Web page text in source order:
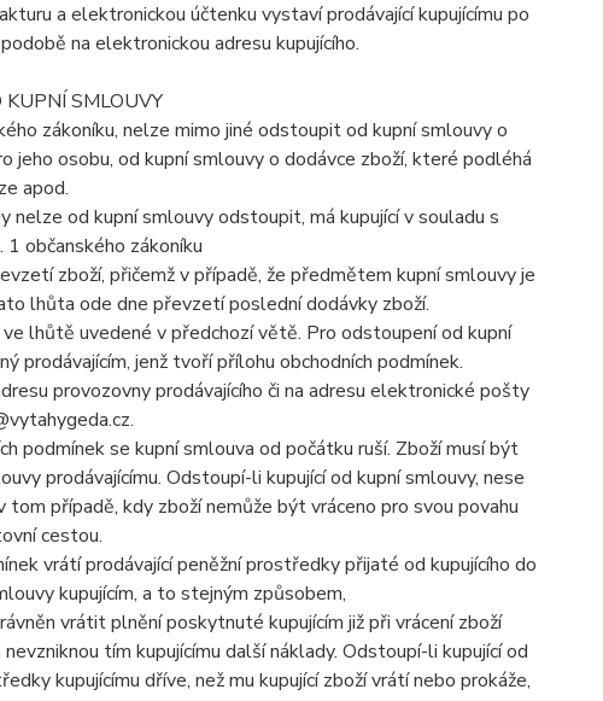
a elektronickou účtenku vystaví prodávající kupujícímu po
na elektronickou adresu kupujícího.
SMLOUVY
zákoníku, nelze mimo jiné odstoupit od kupní smlouvy o
jeho osobu, od kupní smlouvy o dodávce zboží, které podléhá
apod.
nelze od kupní smlouvy odstoupit, má kupující v souladu s
občanského zákoníku
zboží, přičemž v případě, že předmětem kupní smlouvy je
lhůta ode dne převzetí poslední dodávky zboží.
lhůtě uvedené v předchozí větě. Pro odstoupení od kupní
prodávajícím, jenž tvoří přílohu obchodních podmínek.
provozovny prodávajícího či na adresu elektronické pošty
podmínek se kupní smlouva od počátku ruší. Zboží musí být
prodávajícímu. Odstoupí-li kupující od kupní smlouvy, nese
tom případě, kdy zboží nemůže být vráceno pro svou povahu
cestou.
vrátí prodávající peněžní prostředky přijaté od kupujícího do
kupujícím, a to stejným způsobem,
vrátit plnění poskytnuté kupujícím již při vrácení zboží
tím kupujícímu další náklady. Odstoupí-li kupující od
kupujícímu dříve, než mu kupující zboží vrátí nebo prokáže,